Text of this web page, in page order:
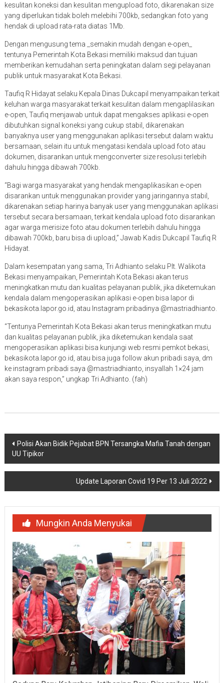
kesulitan koneksi dan kesulitan mengupload foto, dikarenakan size
yang diperlukan tidak boleh melebihi 700kb, sedangkan foto yang
hendak di upload rata-rata diatas 1Mb.
Dengan mengusung tema _semakin mudah dengan e-open_
tentunya Pemerintah Kota Bekasi memiliki maksud dan tujuan
memberikan kemudahan serta peningkatan dalam segi pelayanan
publik untuk masyarakat Kota Bekasi.
Taufiq R Hidayat selaku Kepala Dinas Dukcapil menyampaikan terkait
keluhan warga masyarakat terkait kesulitan dalam mengaplilasikan
e-open, Taufiq menjawab untuk dapat mengakses aplikasi e-open
dibutuhkan signal koneksi yang cukup stabil, dikarenakan
banyaknya user yang menggunakan aplikasi tersebut dalam waktu
bersamaan, selain itu untuk mengatasi kendala upload foto atau
dokumen, disarankan untuk mengconverter size resolusi terlebih
dahulu hingga dibawah 700kb.
“Bagi warga masyarakat yang hendak mengaplikasikan e-open
disarankan untuk menggunakan provider yang jaringannya stabil,
dikarenakan setiap harinya banyak user yang menggunakan aplikasi
tersebut secara bersamaan, terkait kendala upload foto disarankan
agar warga merisize foto atau dokumen terlebih dahulu hingga
dibawah 700kb, baru bisa di upload,” Jawab Kadis Dukcapil Taufiq R
Hidayat.
Dalam kesempatan yang sama, Tri Adhianto selaku Plt. Walikota
Bekasi menyampaikan, Pemerintah Kota Bekasi akan terus
meningkatkan mutu dan kualitas pelayanan publik, jika diketemukan
kendala dalam mengoperasikan aplikasi e-open bisa lapor di
bekasikota.lapor.go.id, atau Instagram pribadinya @mastriadhianto.
“Tentunya Pemerintah Kota Bekasi akan terus meningkatkan mutu
dan kualitas pelayanan publik, jika diketemukan kendala saat
mengoperasikan aplikasi bisa kunjungi web resmi pemkot bekasi,
bekasikota.lapor.go.id, atau bisa juga follow akun pribadi saya, dm
ke instagram pribadi saya @mastriadhianto, insyallah 1×24 jam
akan saya respon,” ungkap Tri Adhianto. (fah)
Navigasi
pos
Polisi Akan Bidik Pejabat BPN Tersangka Mafia Tanah dengan
UU Tipikor
Update Laporan Covid 19 Per 13 Juli 2022
Mungkin Anda Menyukai